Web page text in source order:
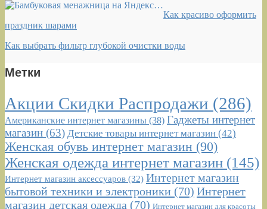
Как красиво оформить
праздник шарами
Как выбрать фильтр глубокой очистки воды
Метки
Акции Скидки Распродажи (286)
Американские интернет магазины (38) Гаджеты интернет
магазин (63) Детские товары интернет магазин (42)
Женская обувь интернет магазин (90)
Женская одежда интернет магазин (145)
Интернет магазин аксессуаров (32) Интернет магазин
бытовой техники и электроники (70) Интернет
магазин детская одежда (70) Интернет магазин для красоты